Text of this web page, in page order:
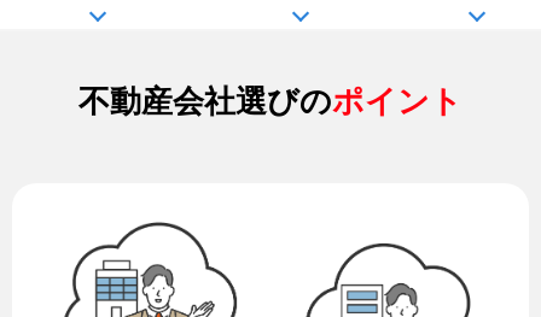
不動産会社選びのポイント